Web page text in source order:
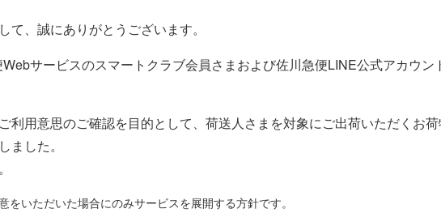
、誠にありがとうございます。
サービスのスマートクラブ会員さまおよび佐川急便LINE公式アカウ
利用意思のご確認を目的として、荷送人さまを対象にご出荷いただくお
した。
いただいた場合にのみサービスを展開する方針です。